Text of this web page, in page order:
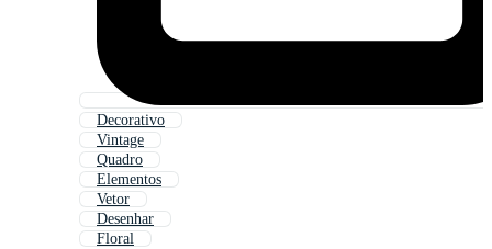
Decorativo
Vintage
Quadro
Elementos
Vetor
Desenhar
Floral